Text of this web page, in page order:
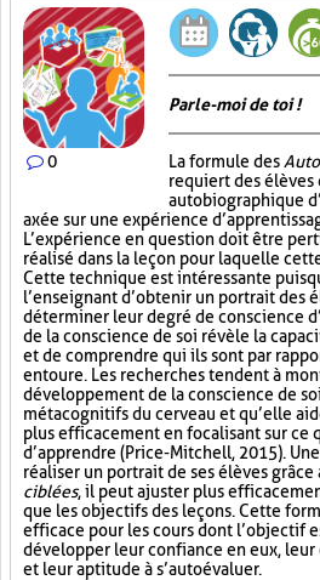
0
Parle-moi de toi !
La formule des
requiert des élèves
autobiographique
axée sur une expérience
L’expérience en question doit être
réalisé dans la leçon pour laquelle
Cette technique est intéressante
l’enseignant d’obtenir un portrait des
déterminer leur degré de conscience
de la conscience de soi révèle la
et de comprendre qui ils sont par
entoure. Les recherches tendent à
développement de la conscience de
métacognitifs du cerveau et qu’elle
plus efficacement en focalisant sur ce
d’apprendre (Price-Mitchell, 2015).
réaliser un portrait de ses élèves grâce
ciblées, il peut ajuster plus
que les objectifs des leçons. Cette
efficace pour les cours dont l’objectif
développer leur confiance en eux, leur
et leur aptitude à s’autoévaluer.